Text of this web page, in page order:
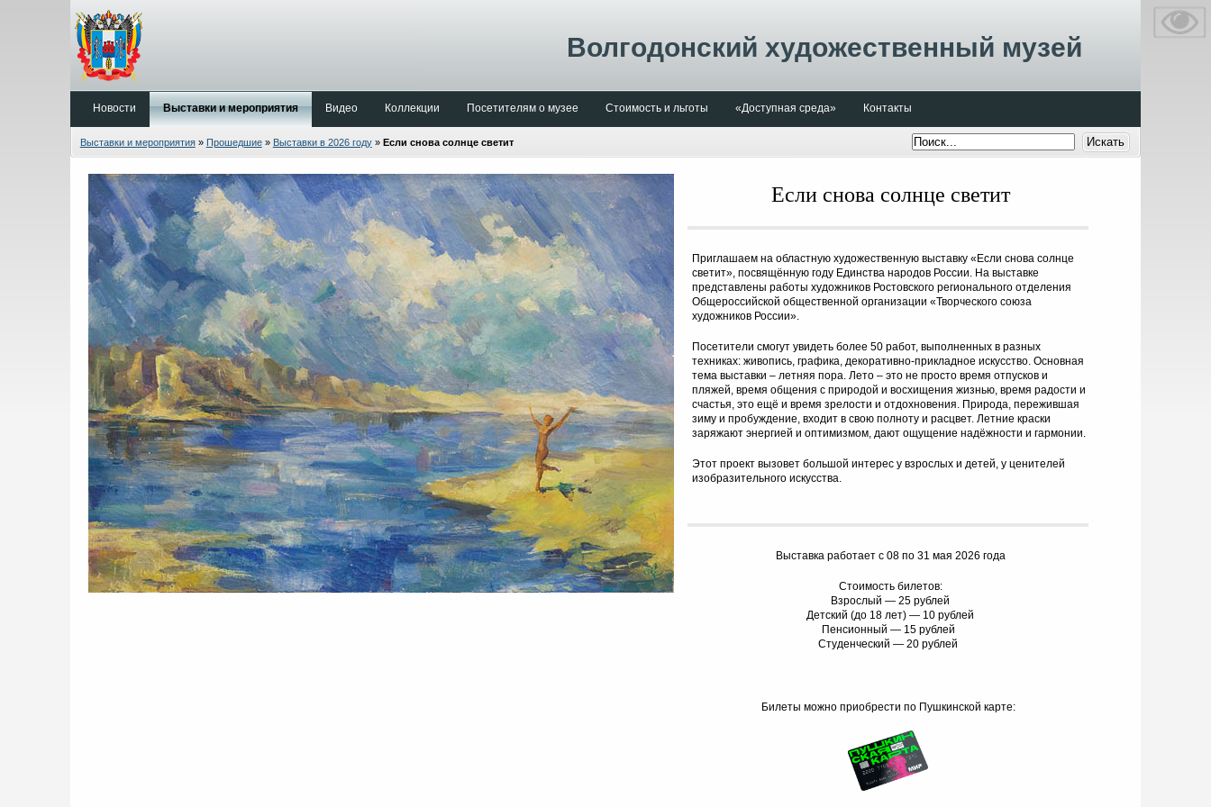
Волгодонский художественный музей
Новости Выставки и мероприятия Видео Коллекции Посетителям о музее Стоимость и льготы «Доступная среда» Контакты
Выставки и мероприятия» Прошедшие» Выставки в 2026 году» Если снова солнце светит
Если снова солнце светит
Приглашаем на областную художественную выставку «Если снова солнце
светит», посвящённую году Единства народов России. На выставке
представлены работы художников Ростовского регионального отделения
Общероссийской общественной организации «Творческого союза
художников России».
Посетители смогут увидеть более 50 работ, выполненных в разных
техниках: живопись, графика, декоративно-прикладное искусство. Основная
тема выставки – летняя пора. Лето – это не просто время отпусков и
пляжей, время общения с природой и восхищения жизнью, время радости и
счастья, это ещё и время зрелости и отдохновения. Природа, пережившая
зиму и пробуждение, входит в свою полноту и расцвет. Летние краски
заряжают энергией и оптимизмом, дают ощущение надёжности и гармонии.
Этот проект вызовет большой интерес у взрослых и детей, у ценителей
изобразительного искусства.
Выставка работает с 08 по 31 мая 2026 года
Стоимость билетов:
Взрослый — 25 рублей
Детский (до 18 лет) — 10 рублей
Пенсионный — 15 рублей
Студенческий — 20 рублей
Билеты можно приобрести по Пушкинской карте: